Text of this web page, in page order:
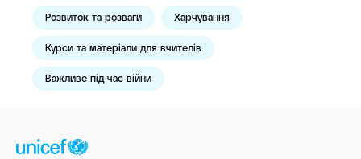
Розвиток та розваги Харчування
Курси та матеріали для вчителів
Важливе під час війни